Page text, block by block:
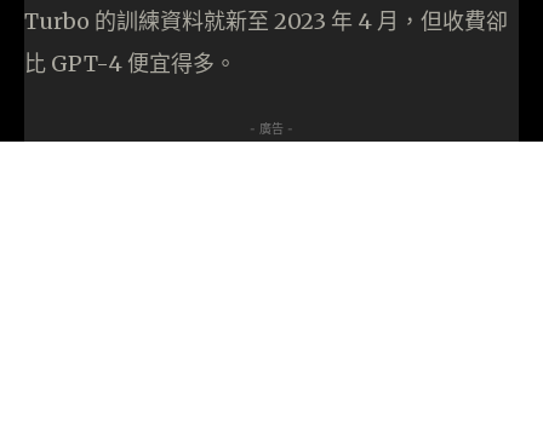
Turbo 的訓練資料就新至 2023 年 4 月，但收費卻
比 GPT-4 便宜得多。
- 廣告 -